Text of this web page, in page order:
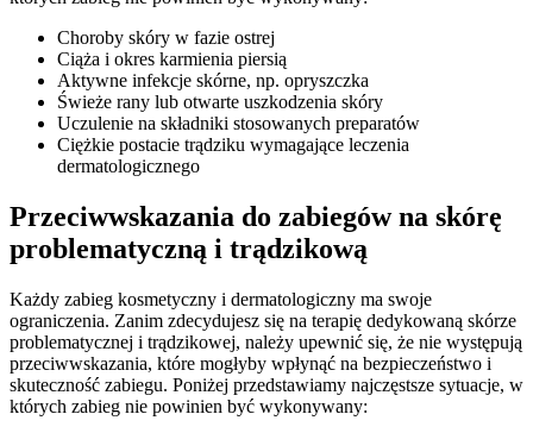
Choroby skóry w fazie ostrej
Ciąża i okres karmienia piersią
Aktywne infekcje skórne, np. opryszczka
Świeże rany lub otwarte uszkodzenia skóry
Uczulenie na składniki stosowanych preparatów
Ciężkie postacie trądziku wymagające leczenia
dermatologicznego
Przeciwwskazania do zabiegów na skórę
problematyczną i trądzikową
Każdy zabieg kosmetyczny i dermatologiczny ma swoje
ograniczenia. Zanim zdecydujesz się na terapię dedykowaną skórze
problematycznej i trądzikowej, należy upewnić się, że nie występują
przeciwwskazania, które mogłyby wpłynąć na bezpieczeństwo i
skuteczność zabiegu. Poniżej przedstawiamy najczęstsze sytuacje, w
których zabieg nie powinien być wykonywany: